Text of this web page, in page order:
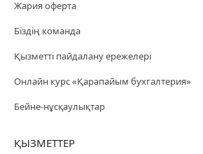
Жария оферта
Біздің команда
Қызметті пайдалану ережелері
Онлайн курс «Қарапайым бухгалтерия»
Бейне-нұсқаулықтар
ҚЫЗМЕТТЕР